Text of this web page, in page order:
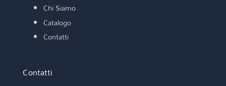
Chi Siamo
Catalogo
Contatti
Contatti